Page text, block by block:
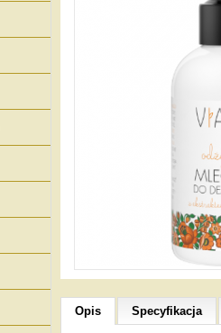
Opis Specyfikacja